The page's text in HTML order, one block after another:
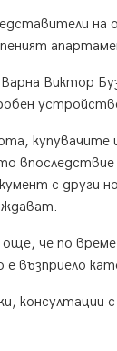
Виктор
с други
че по време
възприело